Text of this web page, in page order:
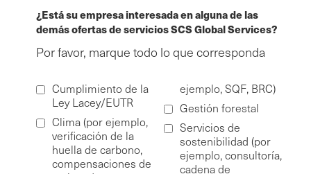
¿Está su empresa interesada en alguna de las
demás ofertas de servicios SCS Global Services?
Por favor, marque todo lo que corresponda
Cumplimiento de la
Ley Lacey/EUTR
Clima (por ejemplo,
verificación de la
huella de carbono,
compensaciones de
ejemplo, SQF, BRC)
Gestión forestal
Servicios de
sostenibilidad (por
ejemplo, consultoría,
cadena de